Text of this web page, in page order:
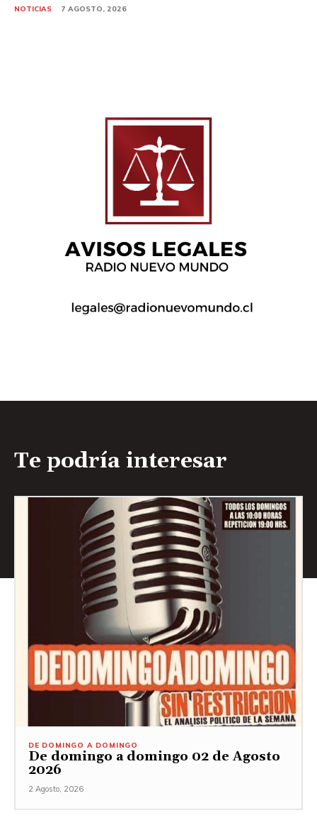
NOTICIAS 7 AGOSTO, 2026
Te podría interesar
DE DOMINGO A DOMINGO
De domingo a domingo 02 de Agosto
2026
2 Agosto, 2026